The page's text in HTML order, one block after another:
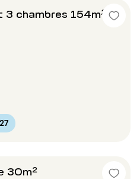
chambres 154m²
30m²